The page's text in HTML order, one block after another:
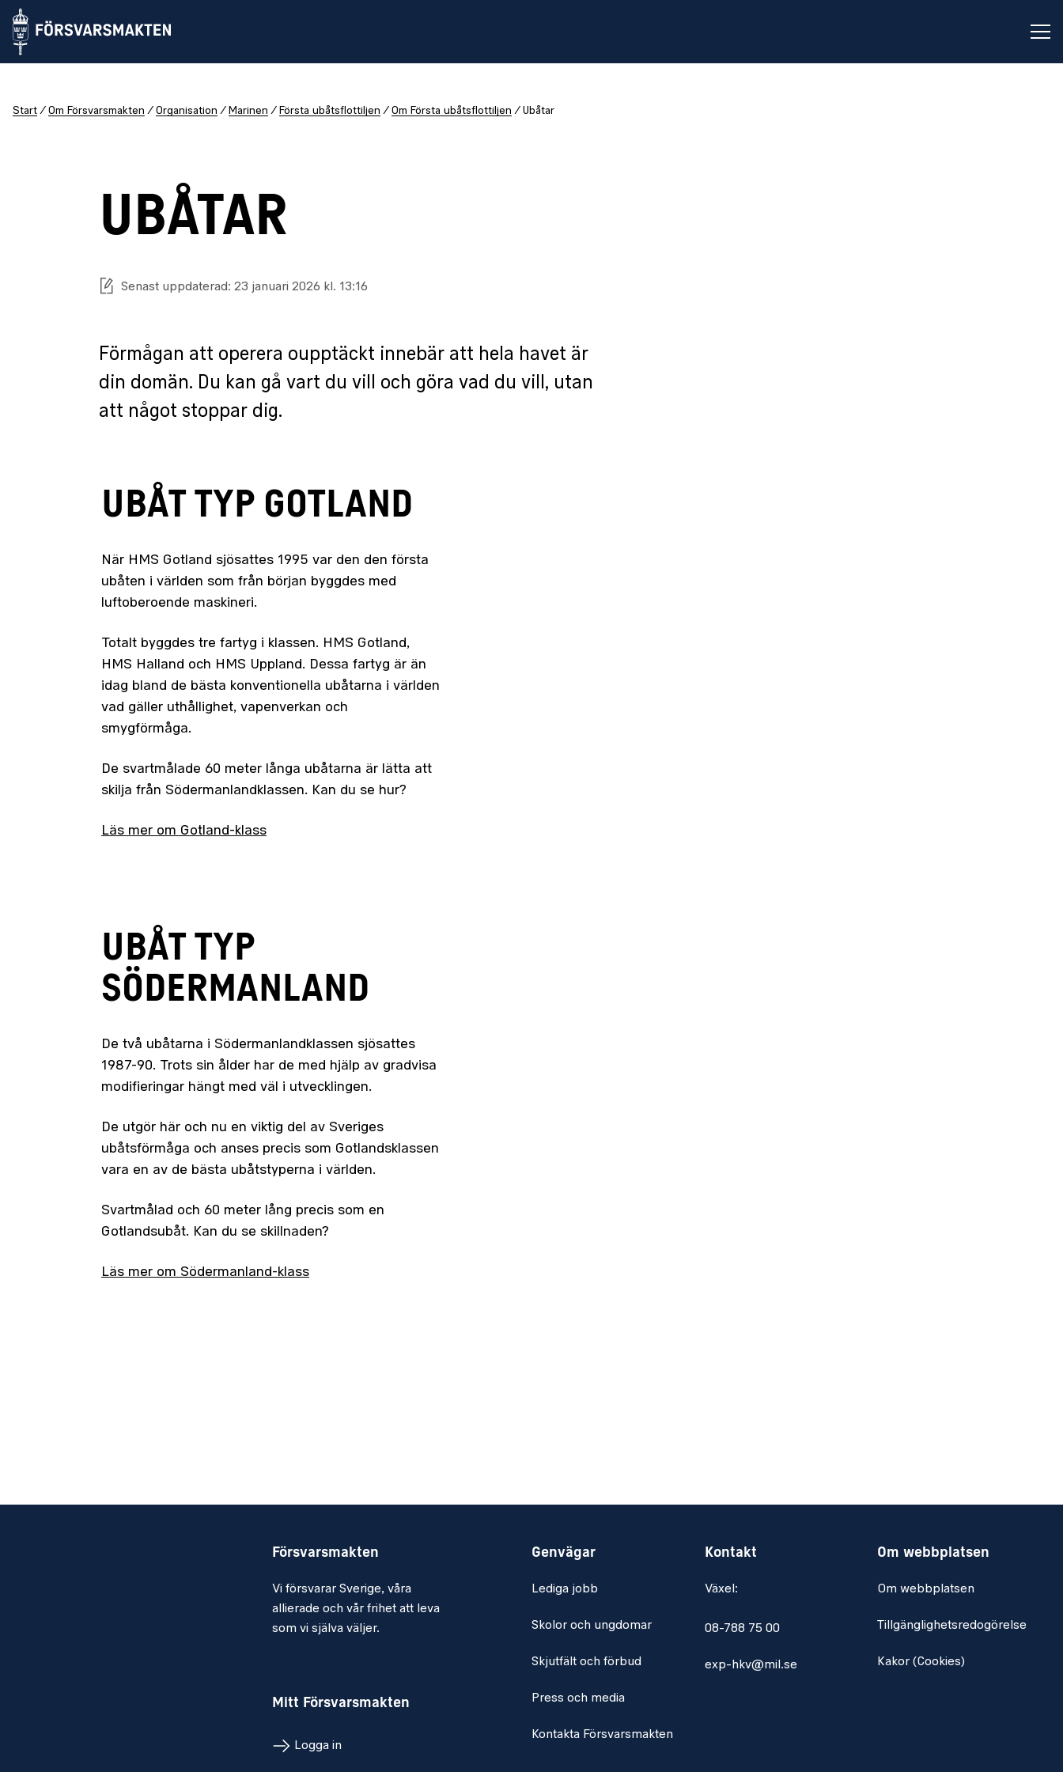
Start Om Försvarsmakten Organisation Marinen Första ubåtsflottiljen Om Första ubåtsflottiljen Ubåtar
UBÅTAR
Senast uppdaterad: 23 januari 2026 kl. 13:16
Förmågan att operera oupptäckt innebär att hela havet är
din domän. Du kan gå vart du vill och göra vad du vill, utan
att något stoppar dig.
UBÅT TYP GOTLAND
När HMS Gotland sjösattes 1995 var den den första
ubåten i världen som från början byggdes med
luftoberoende maskineri.
Totalt byggdes tre fartyg i klassen. HMS Gotland,
HMS Halland och HMS Uppland. Dessa fartyg är än
idag bland de bästa konventionella ubåtarna i världen
vad gäller uthållighet, vapenverkan och
smygförmåga.
De svartmålade 60 meter långa ubåtarna är lätta att
skilja från Södermanlandklassen. Kan du se hur?
Läs mer om Gotland-klass
UBÅT TYP
SÖDERMANLAND
De två ubåtarna i Södermanlandklassen sjösattes
1987-90. Trots sin ålder har de med hjälp av gradvisa
modifieringar hängt med väl i utvecklingen.
De utgör här och nu en viktig del av Sveriges
ubåtsförmåga och anses precis som Gotlandsklassen
vara en av de bästa ubåtstyperna i världen.
Svartmålad och 60 meter lång precis som en
Gotlandsubåt. Kan du se skillnaden?
Läs mer om Södermanland-klass
Försvarsmakten
Vi försvarar Sverige, våra
allierade och vår frihet att leva
som vi själva väljer.
Mitt Försvarsmakten
Logga in
Genvägar
Lediga jobb
Skolor och ungdomar
Skjutfält och förbud
Press och media
Kontakta Försvarsmakten
Kontakt
Växel:
08-788 75 00
exp-hkv@mil.se
Om webbplatsen
Om webbplatsen
Tillgänglighetsredogörelse
Kakor (Cookies)